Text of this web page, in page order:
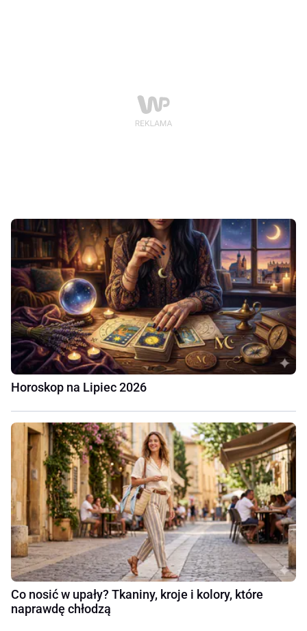
Horoskop na Lipiec 2026
Co nosić w upały? Tkaniny, kroje i kolory, które
naprawdę chłodzą